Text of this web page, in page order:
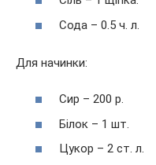
Сода – 0.5 ч. л.
Для начинки:
Сир – 200 р.
Білок – 1 шт.
Цукор – 2 ст. л.